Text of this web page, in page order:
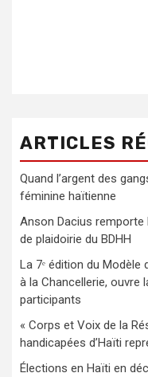
ARTICLES
Quand l’argent des
féminine haïtienne
Anson Dacius remporte
de plaidoirie du BDHH
La 7ᵉ édition du Modèle
à la Chancellerie, ouvre
participants
« Corps et Voix de la
handicapées d’Haïti
Élections en Haïti en